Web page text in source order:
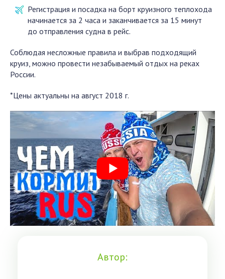
Регистрация и посадка на борт круизного теплохода
начинается за 2 часа и заканчивается за 15 минут
до отправления судна в рейс.
Соблюдая несложные правила и выбрав подходящий
круиз, можно провести незабываемый отдых на реках
России.
*Цены актуальны на август 2018 г.
Автор: